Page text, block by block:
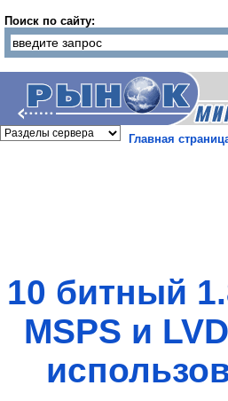
Поиск по сайту:
Главная
10 битный
MSPS и